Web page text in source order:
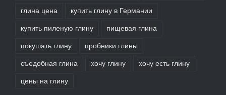
глина цена купить глину в Германии
купить пиленую глину пищевая глина
покушать глину пробники глины
съедобная глина хочу глину хочу есть глину
цены на глину